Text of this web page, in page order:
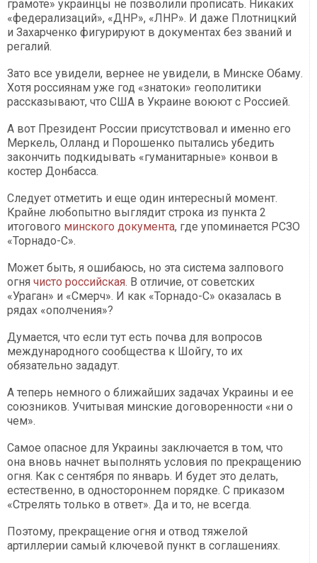
грамоте» украинцы не позволили прописать. Никаких
«федерализаций», «ДНР», «ЛНР». И даже Плотницкий
и Захарченко фигурируют в документах без званий и
регалий.
Зато все увидели, вернее не увидели, в Минске Обаму.
Хотя россиянам уже год «знатоки» геополитики
рассказывают, что США в Украине воюют с Россией.
А вот Президент России присутствовал и именно его
Меркель, Олланд и Порошенко пытались убедить
закончить подкидывать «гуманитарные» конвои в
костер Донбасса.
Следует отметить и еще один интересный момент.
Крайне любопытно выглядит строка из пункта 2
итогового минского документа, где упоминается РСЗО
«Торнадо-С».
Может быть, я ошибаюсь, но эта система залпового
огня чисто российская. В отличие, от советских
«Ураган» и «Смерч». И как «Торнадо-С» оказалась в
рядах «ополчения»?
Думается, что если тут есть почва для вопросов
международного сообщества к Шойгу, то их
обязательно зададут.
А теперь немного о ближайших задачах Украины и ее
союзников. Учитывая минские договоренности «ни о
чем».
Самое опасное для Украины заключается в том, что
она вновь начнет выполнять условия по прекращению
огня. Как с сентября по январь. И будет это делать,
естественно, в одностороннем порядке. С приказом
«Стрелять только в ответ». Да и то, не всегда.
Поэтому, прекращение огня и отвод тяжелой
артиллерии самый ключевой пункт в соглашениях.